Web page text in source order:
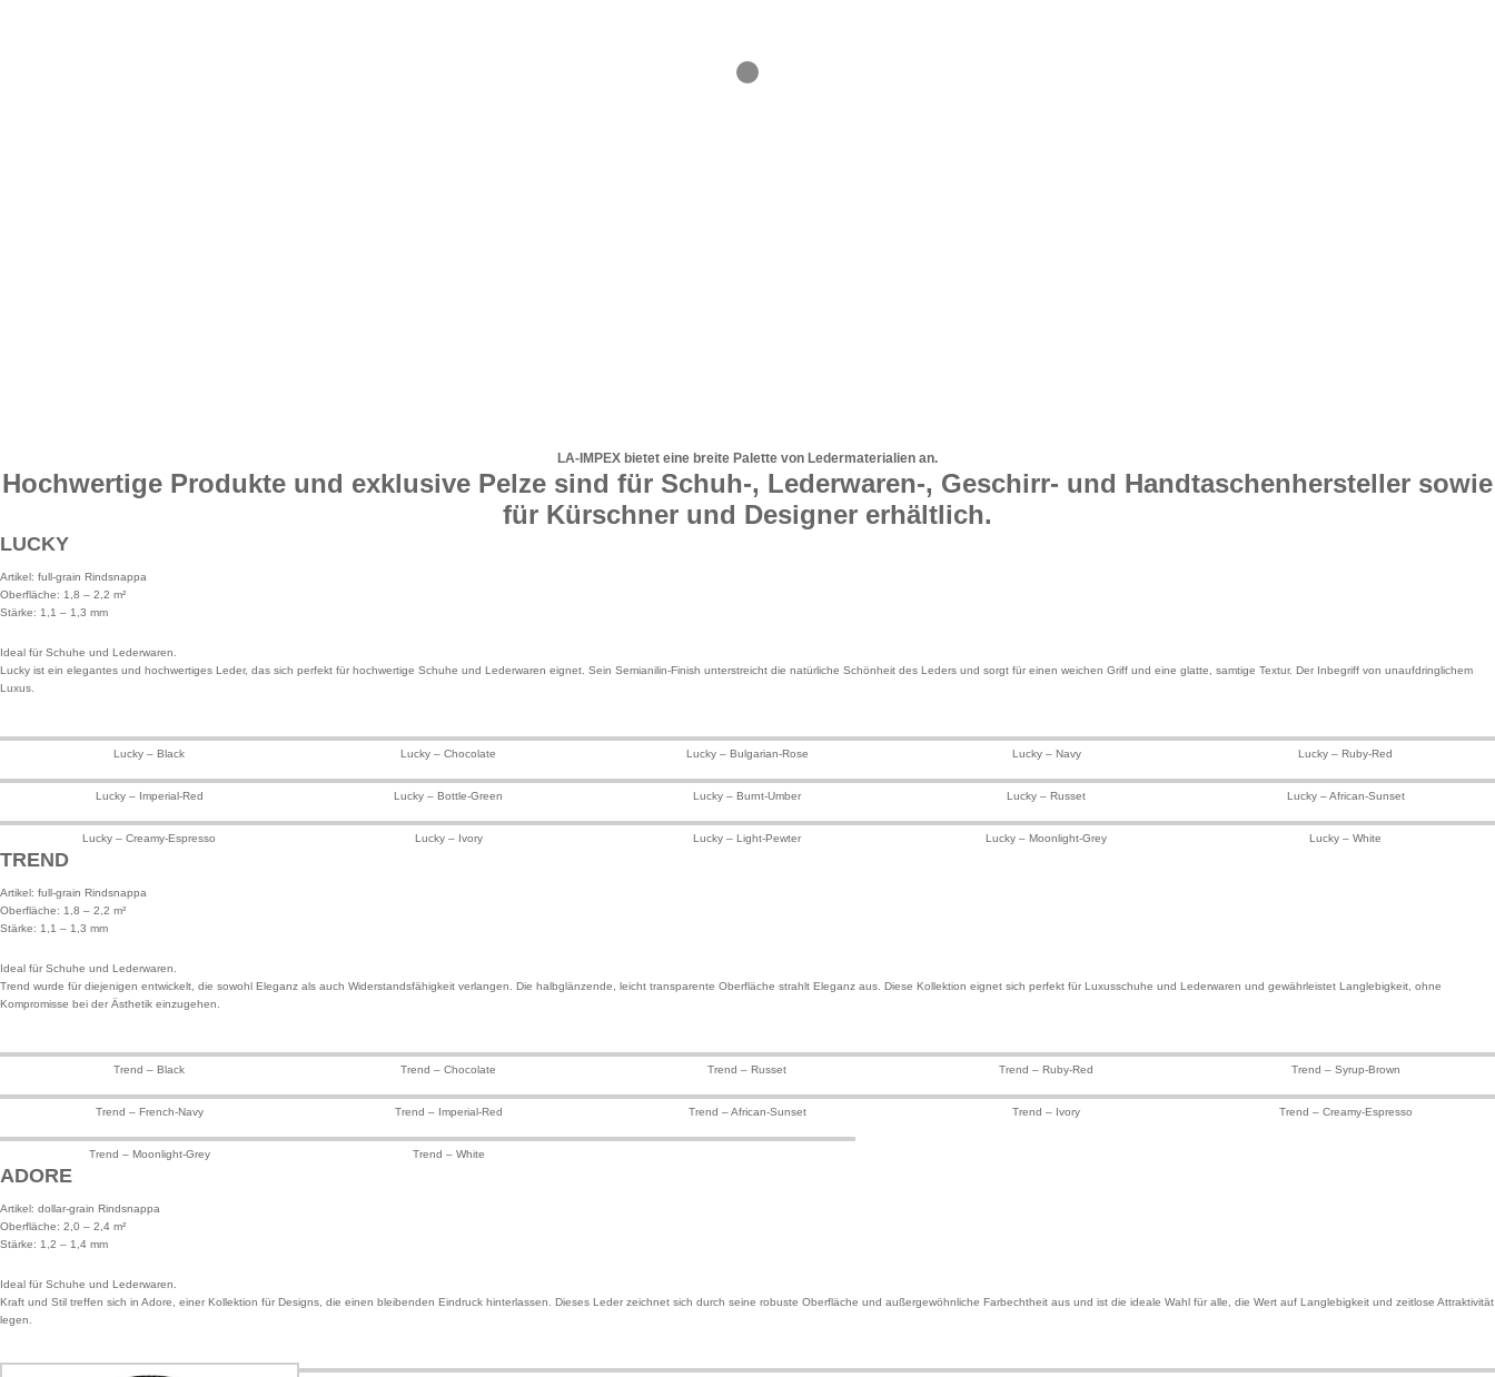
LA-IMPEX bietet eine breite Palette von Ledermaterialien an.
Hochwertige Produkte und exklusive Pelze sind für Schuh-, Lederwaren-, Geschirr- und Handtaschenhersteller sowie
für Kürschner und Designer erhältlich.
LUCKY
Artikel: full-grain Rindsnappa
Oberfläche: 1,8 – 2,2 m²
Stärke: 1,1 – 1,3 mm
Ideal für Schuhe und Lederwaren.
Lucky ist ein elegantes und hochwertiges Leder, das sich perfekt für hochwertige Schuhe und Lederwaren eignet. Sein Semianilin-Finish unterstreicht die natürliche Schönheit des Leders und sorgt für einen weichen Griff und eine glatte, samtige Textur. Der Inbegriff von unaufdringlichem
Luxus.
Lucky – Black Lucky – Chocolate Lucky – Bulgarian-Rose Lucky – Navy Lucky – Ruby-Red
Lucky – Imperial-Red Lucky – Bottle-Green Lucky – Burnt-Umber Lucky – Russet Lucky – African-Sunset
Lucky – Creamy-Espresso Lucky – Ivory Lucky – Light-Pewter Lucky – Moonlight-Grey Lucky – White
TREND
Artikel: full-grain Rindsnappa
Oberfläche: 1,8 – 2,2 m²
Stärke: 1,1 – 1,3 mm
Ideal für Schuhe und Lederwaren.
Trend wurde für diejenigen entwickelt, die sowohl Eleganz als auch Widerstandsfähigkeit verlangen. Die halbglänzende, leicht transparente Oberfläche strahlt Eleganz aus. Diese Kollektion eignet sich perfekt für Luxusschuhe und Lederwaren und gewährleistet Langlebigkeit, ohne
Kompromisse bei der Ästhetik einzugehen.
Trend – Black Trend – Chocolate Trend – Russet Trend – Ruby-Red Trend – Syrup-Brown
Trend – French-Navy Trend – Imperial-Red Trend – African-Sunset Trend – Ivory Trend – Creamy-Espresso
Trend – Moonlight-Grey Trend – White
ADORE
Artikel: dollar-grain Rindsnappa
Oberfläche: 2,0 – 2,4 m²
Stärke: 1,2 – 1,4 mm
Ideal für Schuhe und Lederwaren.
Kraft und Stil treffen sich in Adore, einer Kollektion für Designs, die einen bleibenden Eindruck hinterlassen. Dieses Leder zeichnet sich durch seine robuste Oberfläche und außergewöhnliche Farbechtheit aus und ist die ideale Wahl für alle, die Wert auf Langlebigkeit und zeitlose Attraktivität
legen.